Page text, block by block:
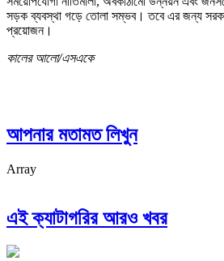
সড়ক ব্যবস্থা গড়ে তোলা সম্ভব। তবে এর জন্য
প্রয়োজন।
কালের আলো/এসএকে
আপনার মতামত লিখুন
Array
এই ক্যাটাগরির আরও খবর